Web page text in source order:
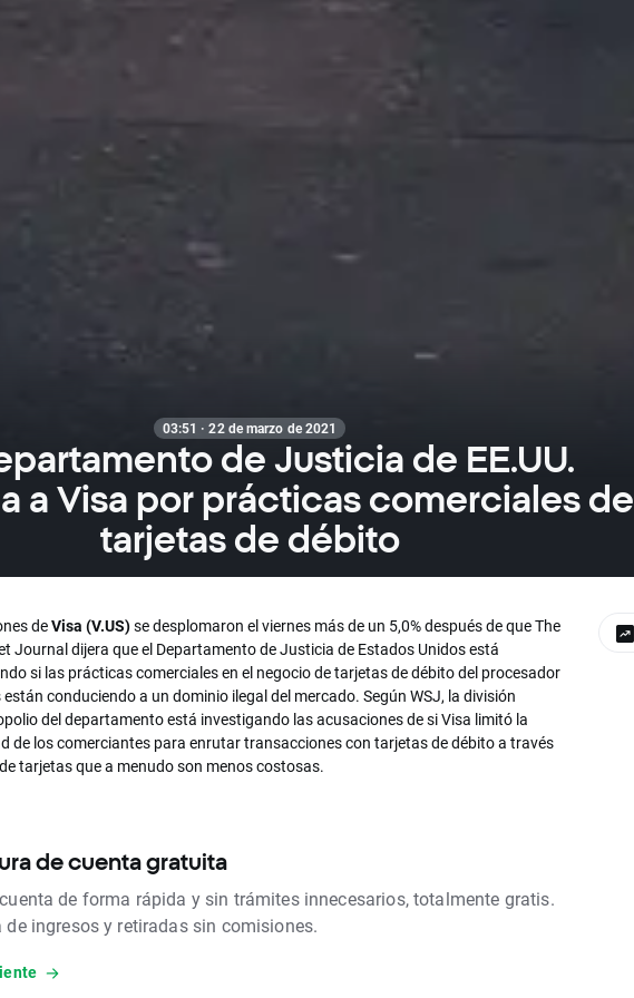
03:51 · 22 de marzo de 2021
de Justicia de EE.UU.
a Visa por prácticas comerciales de
tarjetas de débito
deVisa (V.US)se desplomaron el viernes más de un 5,0% después de que The
Journal dijera que el Departamento de Justicia de Estados Unidos está
si las prácticas comerciales en el negocio de tarjetas de débito del procesador
conduciendo a un dominio ilegal del mercado. Según WSJ, la división
del departamento está investigando las acusaciones de si Visa limitó la
de los comerciantes para enrutar transacciones con tarjetas de débito a través
tarjetas que a menudo son menos costosas.
de cuenta gratuita
de forma rápida y sin trámites innecesarios, totalmente gratis.
ingresos y retiradas sin comisiones.